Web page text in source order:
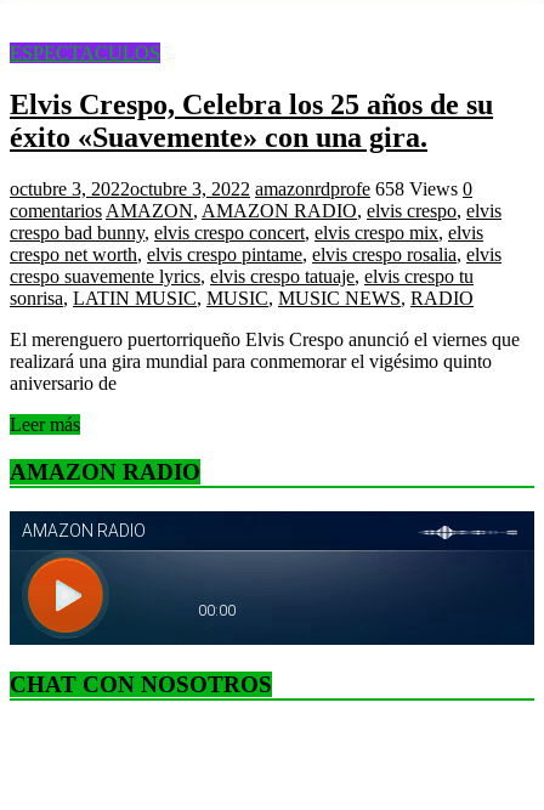
ESPECTACULOS
Elvis Crespo, Celebra los 25 años de su
éxito «Suavemente» con una gira.
octubre 3, 2022octubre 3, 2022 amazonrdprofe 658 Views 0
comentarios AMAZON, AMAZON RADIO, elvis crespo, elvis
crespo bad bunny, elvis crespo concert, elvis crespo mix, elvis
crespo net worth, elvis crespo pintame, elvis crespo rosalia, elvis
crespo suavemente lyrics, elvis crespo tatuaje, elvis crespo tu
sonrisa, LATIN MUSIC, MUSIC, MUSIC NEWS, RADIO
El merenguero puertorriqueño Elvis Crespo anunció el viernes que
realizará una gira mundial para conmemorar el vigésimo quinto
aniversario de
Leer más
AMAZON RADIO
CHAT CON NOSOTROS